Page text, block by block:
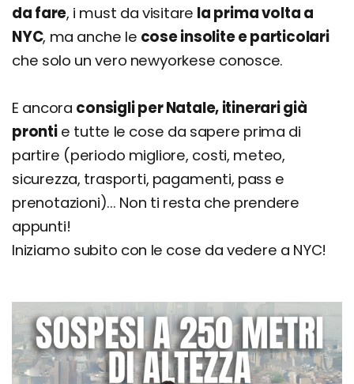
Cose da fare a New York insolite e particolari
Consigli per famiglie: cosa fare con bambini e
ragazzi
settimana
FAQ: attività gratis, consigli per Natale, location
di serie e film ecc.
da fare, i must da visitare la prima volta a
NYC, ma anche le cose insolite e particolari
che solo un vero newyorkese conosce.
E ancora consigli per Natale, itinerari già
prontie tutte le cose da sapere prima di
partire (periodo migliore, costi, meteo,
sicurezza, trasporti, pagamenti, pass e
prenotazioni)... Non ti resta che prendere
appunti!
Iniziamo subito con le cose da vedere a NYC!